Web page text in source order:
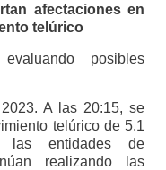
afectaciones en
telúrico
posibles
A las 20:15, se
telúrico de 5.1
las entidades de
realizando las